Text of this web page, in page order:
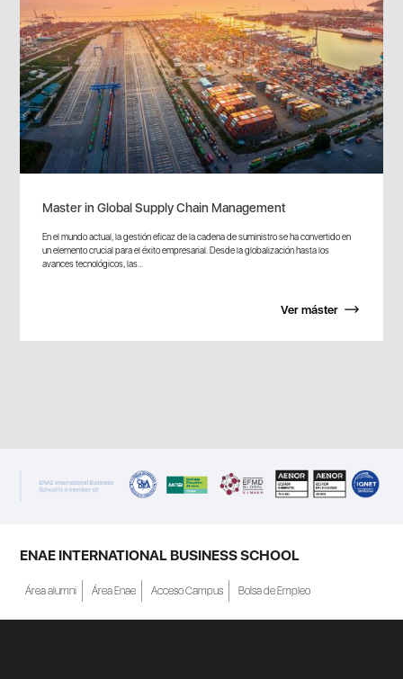
Master in Global Supply Chain Management
En el mundo actual, la gestión eficaz de la cadena de suministro se ha convertido en
un elemento crucial para el éxito empresarial. Desde la globalización hasta los
avances tecnológicos, las...
Ver máster
ENAE INTERNATIONAL BUSINESS SCHOOL
Área alumni Área Enae Acceso Campus Bolsa de Empleo